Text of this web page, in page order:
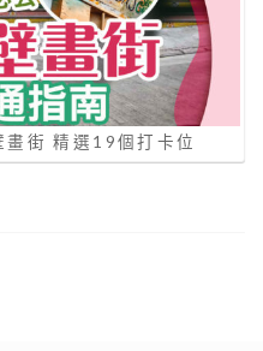
街 精選19個打卡位